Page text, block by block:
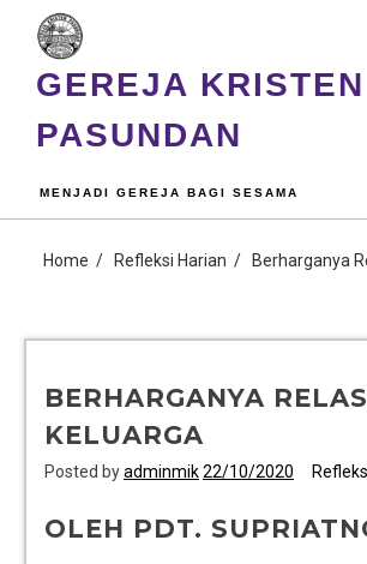
GEREJA KRISTEN
PASUNDAN
MENJADI GEREJA BAGI SESAMA
Home Refleksi Harian Berharganya
BERHARGANYA
KELUARGA
Posted byadminmik22/10/2020
OLEH PDT.